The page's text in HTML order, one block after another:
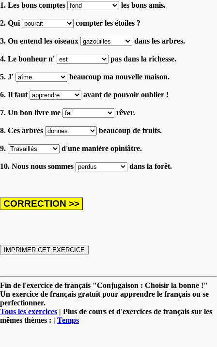
1. Les bons comptes les bons amis.
2. Qui compter les étoiles ?
3. On entend les oiseaux dans les arbres.
4. Le bonheur n' pas dans la richesse.
5. J' beaucoup ma nouvelle maison.
6. Il faut avant de pouvoir oublier !
7. Un bon livre me rêver.
8. Ces arbres beaucoup de fruits.
9. d'une manière opiniâtre.
10. Nous nous sommes dans la forêt.
Fin de l'exercice de français "Conjugaison : Choisir la bonne !"
Un exercice de français gratuit pour apprendre le français ou se
perfectionner.
Tous les exercices | Plus de cours et d'exercices de français sur les
mêmes thèmes : | Temps